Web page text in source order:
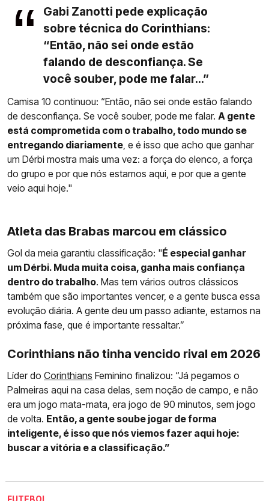
Gabi Zanotti pede explicação
sobre técnica do Corinthians:
“Então, não sei onde estão
falando de desconfiança. Se
você souber, pode me falar...”
Camisa 10 continuou: “Então, não sei onde estão falando
de desconfiança. Se você souber, pode me falar. A gente
está comprometida com o trabalho, todo mundo se
entregando diariamente , e é isso que acho que ganhar
um Dérbi mostra mais uma vez: a força do elenco, a força
do grupo e por que nós estamos aqui, e por que a gente
veio aqui hoje."
Atleta das Brabas marcou em clássico
Gol da meia garantiu classificação: "É especial ganhar
um Dérbi. Muda muita coisa, ganha mais confiança
dentro do trabalho. Mas tem vários outros clássicos
também que são importantes vencer, e a gente busca essa
evolução diária. A gente deu um passo adiante, estamos na
próxima fase, que é importante ressaltar.”
Corinthians não tinha vencido rival em 2026
Líder do Corinthians Feminino finalizou: “Já pegamos o
Palmeiras aqui na casa delas, sem noção de campo, e não
era um jogo mata-mata, era jogo de 90 minutos, sem jogo
de volta. Então, a gente soube jogar de forma
inteligente, é isso que nós viemos fazer aqui hoje:
buscar a vitória e a classificação.”
FUTEBOL